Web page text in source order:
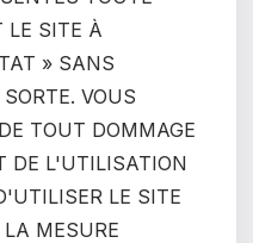
LE SITE À
» SANS
VOUS
TOUT DOMMAGE
DE L'UTILISATION
LE SITE
MESURE